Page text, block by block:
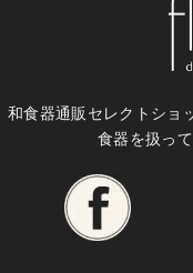
和食器通販セレクトショ
食器を扱っ